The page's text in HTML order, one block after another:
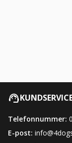
Telefonnummer:
E-post: